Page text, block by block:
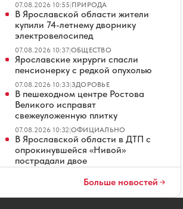
07.08.2026 10:55|ПРИРОДА
В Ярославской области жители
купили 74-летнему дворнику
электровелосипед
07.08.2026 10:37|ОБЩЕСТВО
Ярославские хирурги спасли
пенсионерку с редкой опухолью
07.08.2026 10:33|ЗДОРОВЬЕ
В пешеходном центре Ростова
Великого исправят
свежеуложенную плитку
07.08.2026 10:32|ОФИЦИАЛЬНО
В Ярославской области в ДТП с
опрокинувшейся «Нивой»
пострадали двое
В «Ярдормосте» назначили нового
директора
Больше новостей